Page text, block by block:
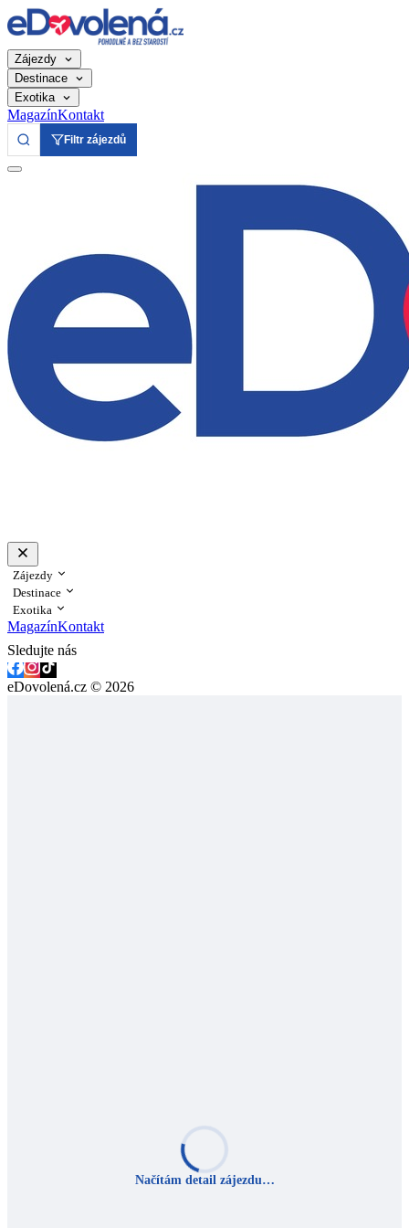
Zájezdy
Destinace
Exotika
MagazínKontakt
Filtr zájezdů
Zájezdy
Destinace
Exotika
MagazínKontakt
Sledujte nás
eDovolená.cz © 2026
Načítám detail zájezdu…